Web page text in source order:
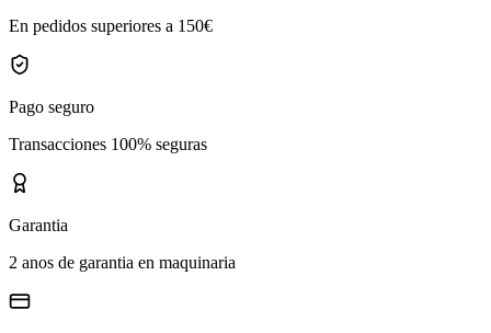
En pedidos superiores a 150€
Pago seguro
Transacciones 100% seguras
Garantia
2 anos de garantia en maquinaria